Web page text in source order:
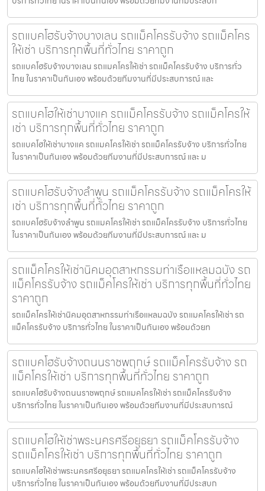
รถแบคโฮรับจ้างบางเลน รถแม็คโครรับจ้าง รถแม็คโคร
ให้เช่า บริการทุกพื้นที่ทั่วไทย ราคาถูก
รถแบคโฮรับจ้างบางเลน รถแมคโครให้เช่า รถแม็คโครรับจ้าง บริการทั่ว
ไทย ในราคาเป็นกันเอง พร้อมด้วยทีมงานที่มีประสบการณ์ และ
รถแบคโฮให้เช่าบางแค รถแม็คโครรับจ้าง รถแม็คโครให้
เช่า บริการทุกพื้นที่ทั่วไทย ราคาถูก
รถแบคโฮให้เช่าบางแค รถแมคโครให้เช่า รถแม็คโครรับจ้าง บริการทั่วไทย
ในราคาเป็นกันเอง พร้อมด้วยทีมงานที่มีประสบการณ์ และ ม
รถแบคโฮรับจ้างลำพูน รถแม็คโครรับจ้าง รถแม็คโครให้
เช่า บริการทุกพื้นที่ทั่วไทย ราคาถูก
รถแบคโฮรับจ้างลำพูน รถแมคโครให้เช่า รถแม็คโครรับจ้าง บริการทั่วไทย
ในราคาเป็นกันเอง พร้อมด้วยทีมงานที่มีประสบการณ์ และ ม
รถแม็คโครให้เช่านิคมอุตสาหกรรมท่าเรือแหลมฉบัง รถ
แม็คโครรับจ้าง รถแม็คโครให้เช่า บริการทุกพื้นที่ทั่วไทย
ราคาถูก
รถแม็คโครให้เช่านิคมอุตสาหกรรมท่าเรือแหลมฉบัง รถแมคโครให้เช่า รถ
แม็คโครรับจ้าง บริการทั่วไทย ในราคาเป็นกันเอง พร้อมด้วยท
รถแบคโฮรับจ้างถนนราชพฤกษ์ รถแม็คโครรับจ้าง รถ
แม็คโครให้เช่า บริการทุกพื้นที่ทั่วไทย ราคาถูก
รถแบคโฮรับจ้างถนนราชพฤกษ์ รถแมคโครให้เช่า รถแม็คโครรับจ้าง
บริการทั่วไทย ในราคาเป็นกันเอง พร้อมด้วยทีมงานที่มีประสบการณ์
รถแบคโฮให้เช่าพระนครศรีอยุธยา รถแม็คโครรับจ้าง
รถแม็คโครให้เช่า บริการทุกพื้นที่ทั่วไทย ราคาถูก
รถแบคโฮให้เช่าพระนครศรีอยุธยา รถแมคโครให้เช่า รถแม็คโครรับจ้าง
บริการทั่วไทย ในราคาเป็นกันเอง พร้อมด้วยทีมงานที่มีประสบก